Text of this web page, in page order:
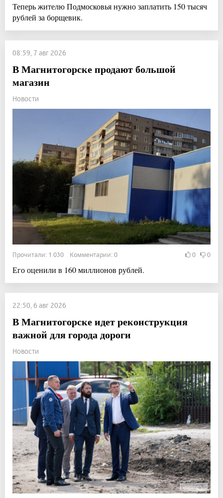
Теперь жителю Подмосковья нужно заплатить 150 тысяч
рублей за борщевик.
08:59, 7 авг 2026
В Магнитогорске продают большой
магазин
Новости
Прочитали: 1 030 Комментарии: 0 0 0
Его оценили в 160 миллионов рублей.
22:50, 6 авг 2026
В Магнитогорске идет реконструкция
важной для города дороги
Новости